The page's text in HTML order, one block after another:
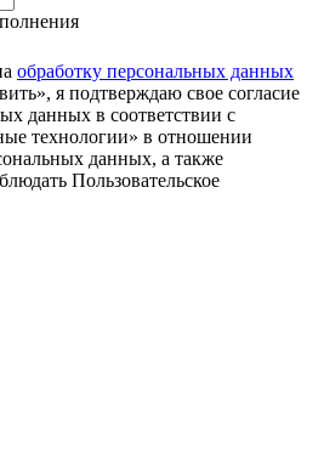
обработку персональных данных
я подтверждаю свое согласие
данных в соответствии с
технологии» в отношении
данных, а также
Пользовательское